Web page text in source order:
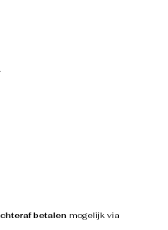
betalen mogelijk via